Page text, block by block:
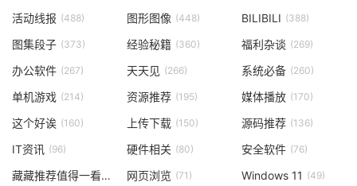
活动线报 (488) 图形图像 (448) BILIBILI (388)
图集段子 (373) 经验秘籍 (360) 福利杂谈 (269)
办公软件 (267) 天天见 (266) 系统必备 (260)
单机游戏 (214) 资源推荐 (195) 媒体播放 (170)
这个好诶 (160) 上传下载 (150) 源码推荐 (136)
IT资讯 (96) 硬件相关 (80) 安全软件 (76)
藏藏推荐值得一看(73) 网页浏览 (71) Windows 11 (49)